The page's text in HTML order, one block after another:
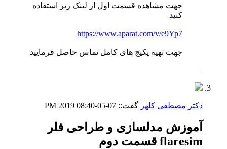
جهت مشاهده قسمت اول از لینک زیر استفاده
کنید
https://www.aparat.com/v/e9Yp7
جهت تهیه پکیج های کامل تماس حاصل فرمایید
دکتر مصطفی کلهر گفت:: 07-05-2019
08:40 PM
آموزش مدلسازی و طراحی فلر
flaresim قسمت دوم